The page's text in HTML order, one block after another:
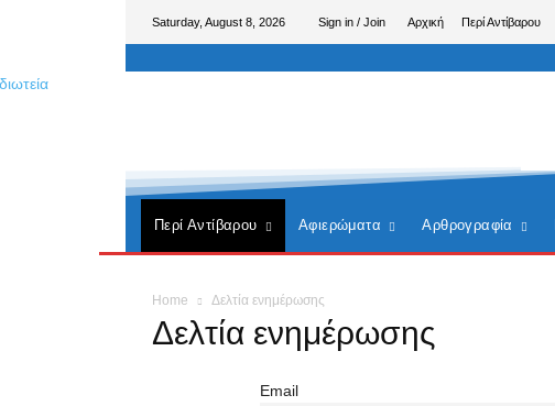
Saturday, August 8, 2026 Sign in / Join Αρχική Περί Αντίβαρου
Περί Αντίβαρου Αφιερώματα Αρθρογραφία
Home Δελτία ενημέρωσης
Δελτία ενημέρωσης
Email